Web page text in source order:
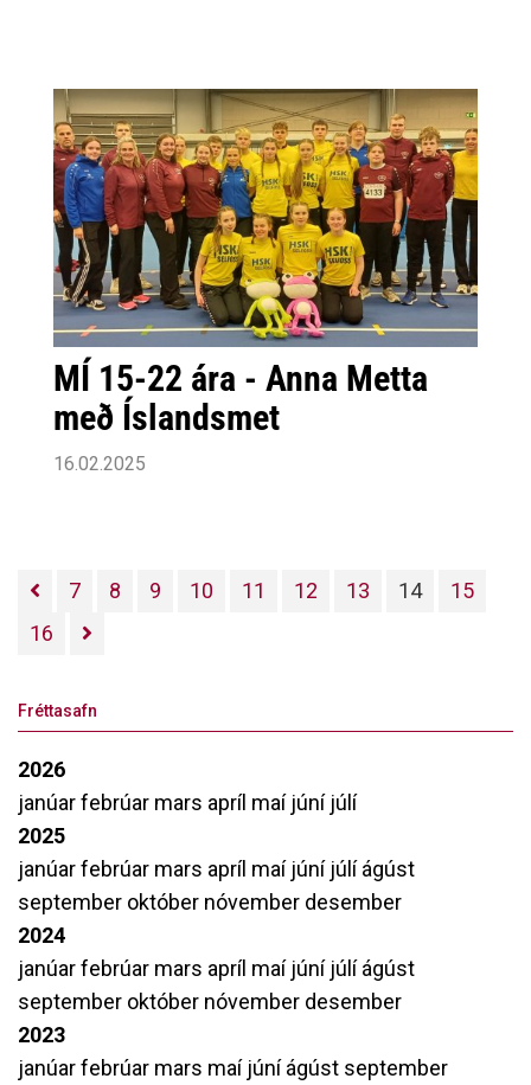
MÍ 15-22 ára - Anna Metta
með Íslandsmet
16.02.2025
7 8 9 10 11 12 13 14
15
16
Fréttasafn
2026
janúarfebrúar mars apríl maí júní júlí
2025
janúarfebrúar mars apríl maí júní júlíágúst
september október nóvember desember
2024
janúarfebrúar mars apríl maí júní júlíágúst
september október nóvember desember
2023
janúarfebrúar mars maí júníágúst september